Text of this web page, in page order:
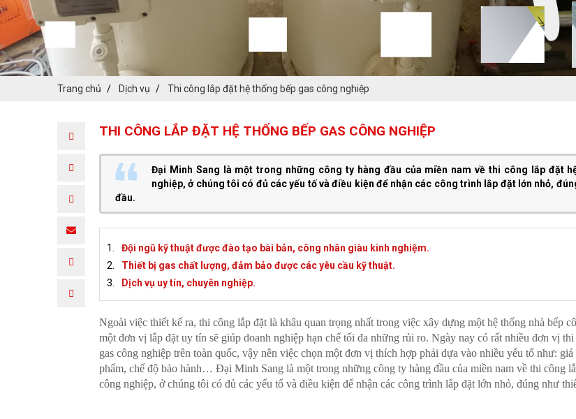
Trang chủ Dịch vụ Thi công lắp đặt hệ thống bếp gas công nghiệp
THI CÔNG LẮP ĐẶT HỆ THỐNG BẾP GAS CÔNG NGHIỆP
Đại Minh Sang là một trong những công ty hàng đầu của miền nam về thi công lắp đặt
nghiệp, ở chúng tôi có đủ các yếu tố và điều kiện để nhận các công trình lắp đặt lớn nhỏ,
đầu.
Đội ngũ kỹ thuật được đào tạo bài bản, công nhân giàu kinh nghiệm.
Thiết bị gas chất lượng, đảm bảo được các yêu cầu kỹ thuật.
Dịch vụ uy tín, chuyên nghiệp.
Ngoài việc thiết kế ra, thi công lắp đặt là khâu quan trọng nhất trong việc xây dựng một hệ thống nhà bếp
một đơn vị lắp đặt uy tín sẽ giúp doanh nghiệp hạn chế tối đa những rủi ro. Ngày nay có rất nhiều đơn vị thi
gas công nghiệp trên toàn quốc, vậy nên việc chọn một đơn vị thích hợp phải dựa vào nhiều yếu tố như: giá
phẩm, chế độ bảo hành… Đại Minh Sang là một trong những công ty hàng đầu của miền nam về thi công
công nghiệp, ở chúng tôi có đủ các yếu tố và điều kiện để nhận các công trình lắp đặt lớn nhỏ, đúng như
Đăng ký tư vấn trực tiếp 24/7:0938.224.336